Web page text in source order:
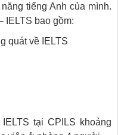
tiếng Anh của mình.
IELTS bao gồm:
quát về IELTS
tại CPILS khoảng